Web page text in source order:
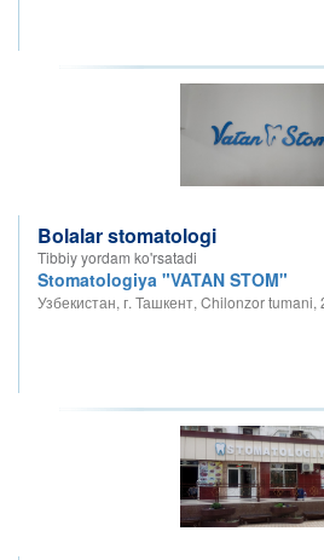
Bolalar stomatologi
Tibbiy yordam ko'rsatadi
Stomatologiya "VATAN STOM"
Узбекистан, г. Ташкент, Chilonzor